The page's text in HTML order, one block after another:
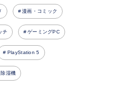
漫画・コミック
チ ゲーミングPC
PlayStation 5
除湿機